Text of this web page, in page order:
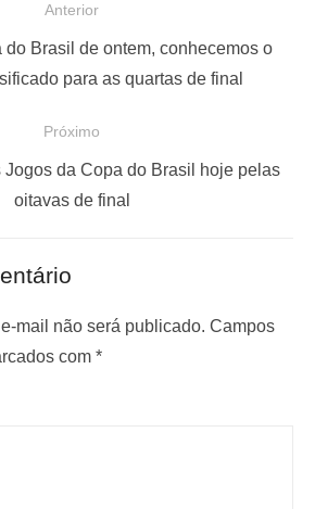
Anterior
do Brasil de ontem, conhecemos o
para as quartas de final
Próximo
Jogos da Copa do Brasil hoje pelas
oitavas de final
mail não será publicado. Campos
com *